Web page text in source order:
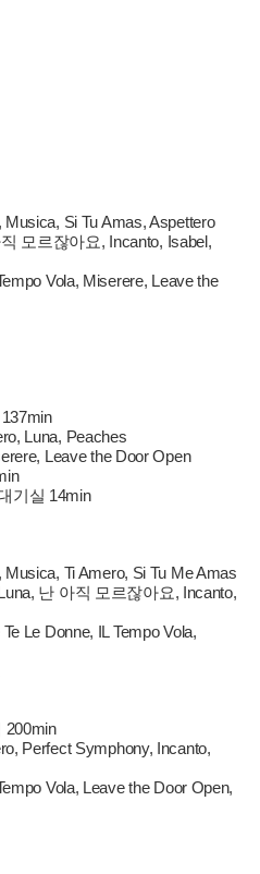
Si Tu Amas, Aspettero
모르잖아요, Incanto, Isabel,
Vola, Miserere, Leave the
Luna, Peaches
Leave the Door Open
기실 14min
Ti Amero, Si Tu Me Amas
난 아직 모르잖아요, Incanto,
Le Donne, IL Tempo Vola,
200min
Perfect Symphony, Incanto,
Vola, Leave the Door Open,